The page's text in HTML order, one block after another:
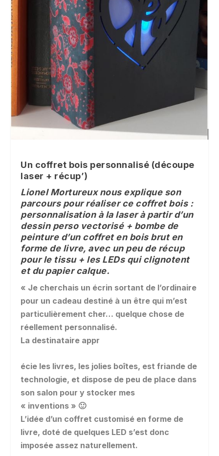
Un coffret bois personnalisé (découpe
laser + récup’)
Lionel Mortureux nous explique son
parcours pour réaliser ce coffret bois :
personnalisation à la laser à partir d’un
dessin perso vectorisé + bombe de
peinture d’un coffret en bois brut en
forme de livre, avec un peu de récup
pour le tissu + les LEDs qui clignotent
et du papier calque.
« Je cherchais un écrin sortant de l’ordinaire
pour un cadeau destiné à un être qui m’est
particulièrement cher… quelque chose de
réellement personnalisé.
La destinataire appr
écie les livres, les jolies boîtes, est friande de
technologie, et dispose de peu de place dans
son salon pour y stocker mes
« inventions » 🙂
L’idée d’un coffret customisé en forme de
livre, doté de quelques LED s’est donc
imposée assez naturellement.